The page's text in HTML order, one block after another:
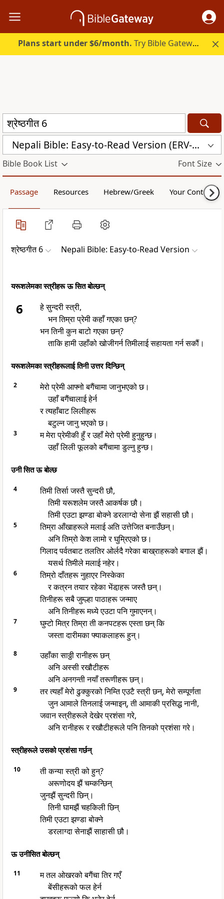
Plans start under $6/month. Try Bible Gateway Plus.
Nepali Bible: Easy-to-Read Version (ERV-NE)
Bible Book List Font Size
Passage Resources Hebrew/Greek Your Content
श्रेष्ठगीत 6 Nepali Bible: Easy-to-Read Version
यरूशलेमका स्त्रीहरू ऊ सित बोल्छन्
6
हे सुन्दरी स्त्री,
भन तिम्रा प्रेमी कहाँ गएका छन्?
भन तिनी कुन बाटो गएका छन्?
ताकि हामी उहाँको खोजीगर्न तिमीलाई सहायता गर्न सकौं।
यरूशलेमका स्त्रीहरूलाई तिनी उत्तर दिन्छिन्
2
मेरो प्रेमी आफ्नो बगैंचामा जानुभएको छ।
उहाँ बगैंचालाई हेर्न
र त्यहाँबाट लिलीहरू
बटुल्न जानु भएको छ।
3
म मेरा प्रेमीकी हुँ र उहाँ मेरो प्रेमी हुनुहुन्छ।
उहाँ लिली फूलको बगैंचामा डुल्नु हुन्छ।
उनी सित ऊ बोल्छ
4
तिमी तिर्सा जस्तै सुन्दरी छौ,
तिमी यरूशलेम जस्तै आकर्षक छौ।
तिमी एउटा झण्डा बोक्ने डरलाग्दो सेना झैं सहासी छौ।
5
तिम्रा आँखाहरूले मलाई अति उत्तेजित बनाउँछन्।
अनि तिम्रो केश लामो र घुम्रिएको छ।
गिलाद पर्वतबाट तलतिर ओर्लदै गरेका बाख्राहरूको बगाल झैं।
यसर्थ तिमीले मलाई नहेर।
6
तिम्रो दाँतहरू नुहाएर निस्केका
र कत्रन तयार रहेका भेंडा़हरू जस्तै छन्।
तिनीहरू सबै जुम्ल्हा पाठाहरू जन्माए
अनि तिनीहरू मध्ये एउटा पनि गुमाएनन्।
7
घुम्टो मित्र तिम्रा ती कनपटहरू एस्ता छन् कि
जस्ता दारीमका फ्याकलाहरू हुन्।
8
उहाँका साठ्ठी रानीहरू छन्
अनि अस्सी रखौटीहरू
अनि अनगन्ती नयाँ तरूणीहरू छन्।
9
तर त्यहाँ मेरो ढुक्कुरको निम्ति एउटै स्त्री छन्, मेरो सम्पूर्णता
जुन आमाले तिनलाई जन्माइन्, ती आमाकी प्रसिद्ध नानी,
जवान स्त्रीहरूले देखेर प्रशंसा गरे,
अनि रानीहरू र रखौटीहरूले पनि तिनको प्रशंसा गरे।
स्त्रीहरूले उसको प्रशंसा गर्छन्
10
ती कन्या स्त्री को हुन्?
अरूणोदय झैं चम्कन्छिन्
जुनझैं सुन्दरी छिन्।
तिनी घामझैं चहकिली छिन्
तिमी एउटा झण्डा बोक्ने
डरलाग्दा सेनाझैं साहासी छौ।
ऊ उनीसित बोल्छन्
11
म तल ओखरको बगैंचा तिर गएँ
बेंसीहरूको फल हेर्न